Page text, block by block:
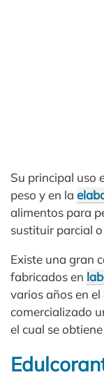
Su principal uso
peso y en la
alimentos para
sustituir parcial
Existe una gran
fabricados en
varios años en
comercializado
el cual se